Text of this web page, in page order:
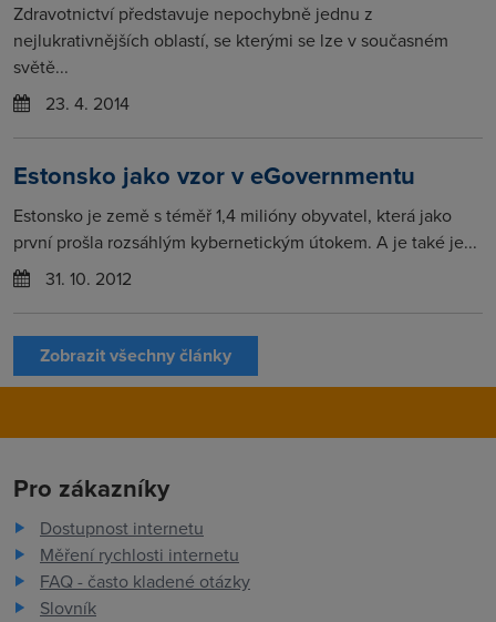
Zdravotnictví představuje nepochybně jednu z
nejlukrativnějších oblastí, se kterými se lze v současném
světě...
23. 4. 2014
Estonsko jako vzor v eGovernmentu
Estonsko je země s téměř 1,4 milióny obyvatel, která jako
první prošla rozsáhlým kybernetickým útokem. A je také je...
31. 10. 2012
Zobrazit všechny články
Pro zákazníky
Dostupnost internetu
Měření rychlosti internetu
FAQ - často kladené otázky
Slovník